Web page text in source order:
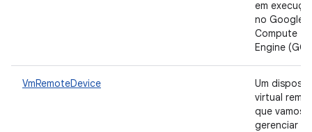
em
no Google
Compute
Engine
VmRemoteDevice
Um
virtual
que vamos
gerenciar de